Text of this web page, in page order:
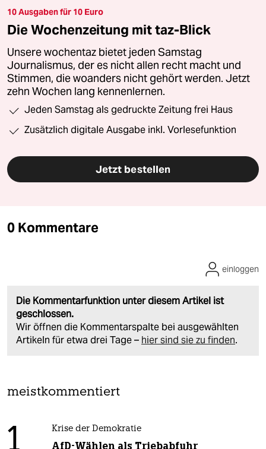
10 Ausgaben für 10 Euro
Die Wochenzeitung mit taz-Blick
Unsere wochentaz bietet jeden Samstag
Journalismus, der es nicht allen recht macht und
Stimmen, die woanders nicht gehört werden. Jetzt
zehn Wochen lang kennenlernen.
Jeden Samstag als gedruckte Zeitung frei Haus
Zusätzlich digitale Ausgabe inkl. Vorlesefunktion
Jetzt bestellen
0 Kommentare
Die Kommentarfunktion unter diesem Artikel ist
geschlossen.
Wir öffnen die Kommentarspalte bei ausgewählten
Artikeln für etwa drei Tage – hier sind sie zu finden.
einloggen
meistkommentiert
Krise der Demokratie
AfD-Wählen als Triebabfuhr